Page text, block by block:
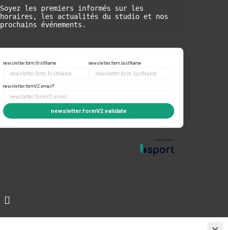
Soyez les premiers informés sur les
horaires, les actualités du studio et nos
prochains événements.
newsletter.form.firstName newsletter.form.lastName
newsletter.formV2.email*
newsletter.formV2.validate
Powered by